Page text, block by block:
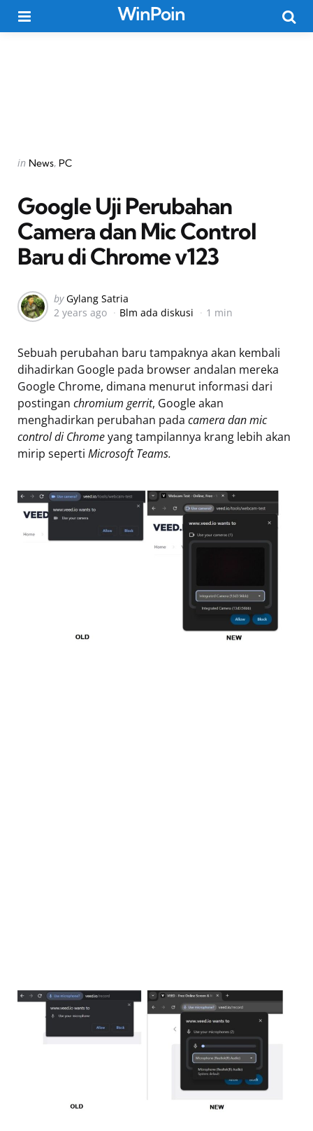
WinPoin
Categories
Posted
in News PC
Google Uji Perubahan
Camera dan Mic Control
Baru di Chrome v123
Posted
by
by Gylang Satria
2 years ago
Blm ada diskusi 1 min
Sebuah perubahan baru tampaknya akan kembali
dihadirkan Google pada browser andalan mereka
Google Chrome, dimana menurut informasi dari
postingan chromium gerrit, Google akan
menghadirkan perubahan pada camera dan mic
control di Chromeyang tampilannya krang lebih akan
mirip seperti Microsoft Teams.